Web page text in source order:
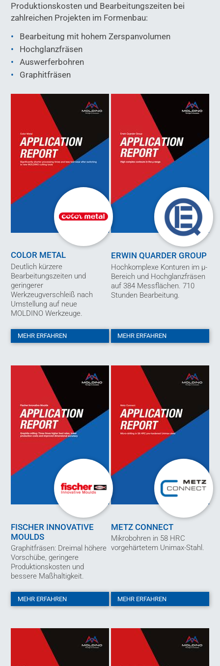
Produktionskosten und Bearbeitungszeiten bei
zahlreichen Projekten im Formenbau:
Bearbeitung mit hohem Zerspanvolumen
Hochglanzfräsen
Auswerferbohren
Graphitfräsen
COLOR METAL
Deutlich kürzere
Bearbeitungszeiten und
geringerer
Werkzeugverschleiß nach
Umstellung auf neue
MOLDINO Werkzeuge.
MEHR ERFAHREN
ERWIN QUARDER GROUP
Hochkomplexe Konturen im µ-
Bereich und Hochglanzfräsen
auf 384 Messflächen. 710
Stunden Bearbeitung.
MEHR ERFAHREN
FISCHER INNOVATIVE
MOULDS
Graphitfräsen: Dreimal höhere
Vorschübe, geringere
Produktionskosten und
bessere Maßhaltigkeit.
MEHR ERFAHREN
METZ CONNECT
Mikrobohren in 58 HRC
vorgehärtetem Unimax-Stahl.
MEHR ERFAHREN